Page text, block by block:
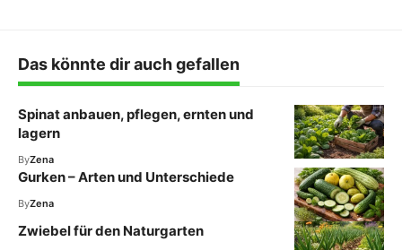
Das könnte dir auch gefallen
Spinat anbauen, pflegen, ernten und
lagern
ByZena
Gurken – Arten und Unterschiede
ByZena
Zwiebel für den Naturgarten